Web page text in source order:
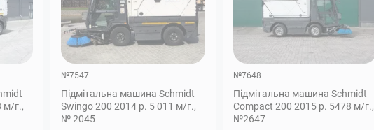
м/г.,
№7547
Підмітальна машина Schmidt
Swingo 200 2014 р. 5 011 м/г.,
№ 2045
№7648
Підмітальна машина Schmidt
Compact 200 2015 р. 5478 м/г.,
№2647